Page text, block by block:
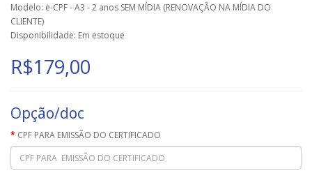
Modelo: e-CPF - A3 - 2 anos SEM MÍDIA (RENOVAÇÃO NA MÍDIA DO
CLIENTE)
Disponibilidade: Em estoque
R$179,00
Opção/doc
CPF PARA EMISSÃO DO CERTIFICADO